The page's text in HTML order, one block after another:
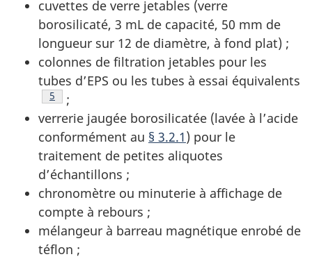
cuvettes de verre jetables (verre
borosilicaté, 3 mL de capacité, 50 mm de
longueur sur 12 de diamètre, à fond plat) ;
colonnes de filtration jetables pour les
tubes d’EPS ou les tubes à essai équivalents
Note de bas de page
5
;
verrerie jaugée borosilicatée (lavée à l’acide
conformément au § 3.2.1) pour le
traitement de petites aliquotes
d’échantillons ;
chronomètre ou minuterie à affichage de
compte à rebours ;
mélangeur à barreau magnétique enrobé de
téflon ;